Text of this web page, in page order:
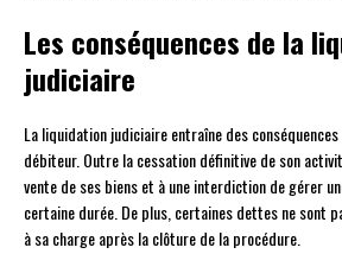
Les conséquences de la
judiciaire
La liquidation judiciaire entraîne des
débiteur. Outre la cessation définitive de son
vente de ses biens et à une interdiction de gérer
certaine durée. De plus, certaines dettes ne sont
à sa charge après la clôture de la procédure.